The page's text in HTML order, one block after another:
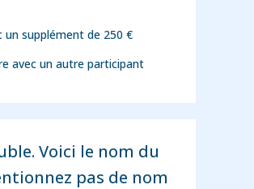
un supplément de 250 €
avec un autre participant
Voici le nom du
pas de nom